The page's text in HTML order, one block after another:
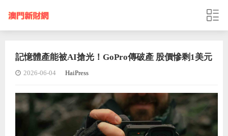
記憶體產能被AI搶光！GoPro傳破產 股價慘剩1美元
2026-06-04 HaiPress